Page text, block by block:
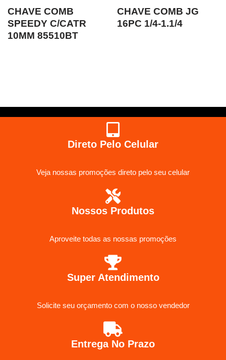
CHAVE COMB
SPEEDY C/CATR
10MM 85510BT
CHAVE COMB JG
16PC 1/4-1.1/4
Direto Pelo Celular
Veja nossas promoções direto pelo seu celular
Nossos Produtos
Aproveite todas as nossas promoções
Super Atendimento
Solicite seu orçamento com o nosso vendedor
Entrega No Prazo